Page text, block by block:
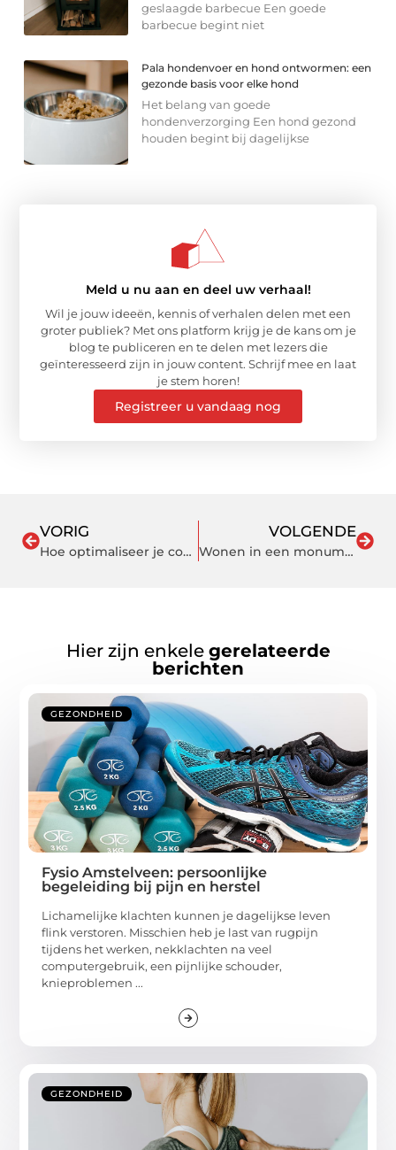
geslaagde barbecue Een goede
barbecue begint niet
Pala hondenvoer en hond ontwormen: een
gezonde basis voor elke hond
Het belang van goede
hondenverzorging Een hond gezond
houden begint bij dagelijkse
Meld u nu aan en deel uw verhaal!
Wil je jouw ideeën, kennis of verhalen delen met een
groter publiek? Met ons platform krijg je de kans om je
blog te publiceren en te delen met lezers die
geïnteresseerd zijn in jouw content. Schrijf mee en laat
je stem horen!
Registreer u vandaag nog
VORIG
Hoe optimaliseer je content voor SEO?
VOLGENDE
Wonen in een monumentaal pand in Schiedam? Let hierop bij het vervangen van je sloten
Hier zijn enkele gerelateerde
berichten
GEZONDHEID
Fysio Amstelveen: persoonlijke
begeleiding bij pijn en herstel
Lichamelijke klachten kunnen je dagelijkse leven
flink verstoren. Misschien heb je last van rugpijn
tijdens het werken, nekklachten na veel
computergebruik, een pijnlijke schouder,
knieproblemen ...
GEZONDHEID